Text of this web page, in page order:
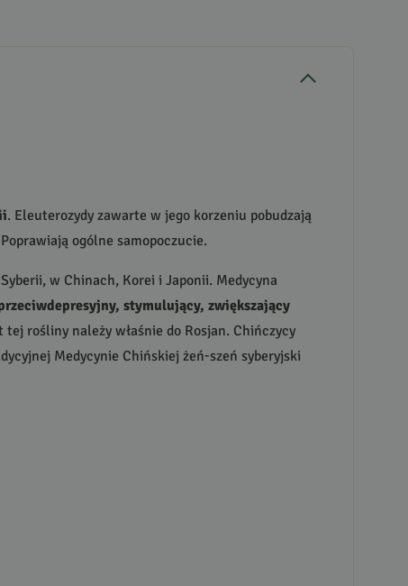
. Eleuterozydy zawarte w jego korzeniu pobudzają
ogólne samopoczucie.
w Chinach, Korei i Japonii. Medycyna
stymulujący, zwiększający
rośliny należy właśnie do Rosjan. Chińczycy
Medycynie Chińskiej żeń-szeń syberyjski